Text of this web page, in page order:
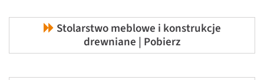
Stolarstwo meblowe i konstrukcje
drewniane | Pobierz